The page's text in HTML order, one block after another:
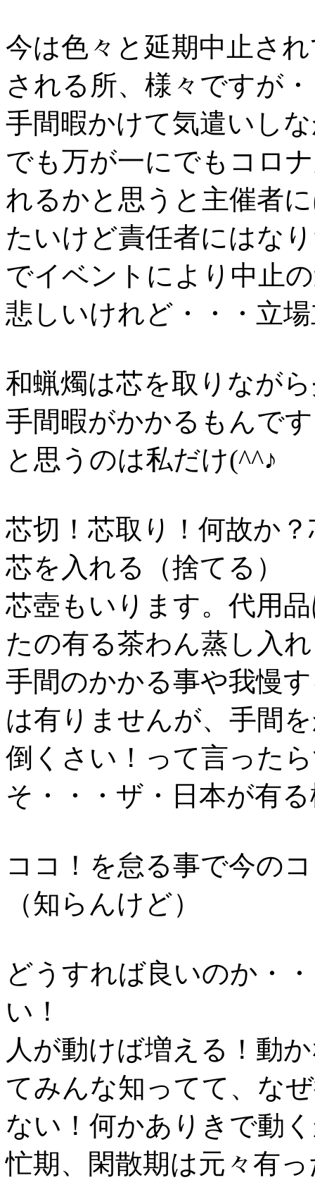
今は色々と延期中止さ
される所、様々ですが
手間暇かけて気遣いし
でも万が一にでもコロ
れるかと思うと主催者
たいけど責任者にはな
でイベントにより中止
悲しいけれど・・・立
和蝋燭は芯を取りなが
手間暇がかかるもんで
と思うのは私だけ(^^♪
芯切！芯取り！何故か
芯を入れる（捨てる）
芯壺もいります。代用
たの有る茶わん蒸し入
手間のかかる事や我慢
は有りませんが、手間
倒くさい！って言った
そ・・・ザ・日本が有
ココ！を怠る事で今の
（知らんけど）
どうすれば良いのか・
い！
人が動けば増える！動
てみんな知ってて、な
ない！何かありきで動
忙期、閑散期は元々有